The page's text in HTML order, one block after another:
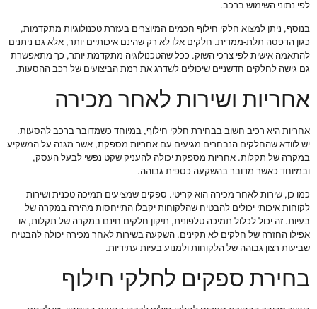
לפי נתוני השימוש ברכב.
בנוסף, ניתן למצוא חלקי חילוף חכמים המיוצרים בעזרת טכנולוגיות מתקדמות,
כגון הדפסה תלת-ממדית. חלקים אלו לא רק שהינם איכותיים יותר, אלא גם ניתנים
להתאמה אישית לפי צרכי השוק. ככל שהטכנולוגיה מתקדמת יותר, כך מתאפשרת
גם גישה לחלקים חדשניים שיכולים לשדרג את רמת הביצועים של רכב ההסעות.
אחריות ושירות לאחר מכירה
אחריות היא רכיב חשוב בבחירת חלקי חילוף, במיוחד כשמדובר ברכב להסעות.
יש לוודא שהחלקים הנבחרים מגיעים עם אחריות מספקת, אשר מגנה על המשקיע
במקרה של תקלות. אחריות מספקת יכולה להעניק שקט נפשי לבעל העסק,
ובמיוחד כאשר מדובר בהשקעה כספית גבוהה.
כמו כן, שירות לאחר מכירה הוא קריטי. ספקים שמציעים תמיכה טכנית ושירות
לקוחות איכותי יכולים להבטיח שהלקוחות יקבלו התייחסות מהירה במקרה של
בעיות. זה יכול לכלול תמיכה טלפונית, תיקון חלקים חינם במקרה של תקלות, או
אפילו החזרה של חלקים לא תקינים. השקעה בשירות לאחר מכירה יכולה להבטיח
שביעות רצון גבוהה של הלקוחות ולמנוע בעיות עתידיות.
בחירת ספקים לחלקי חילוף